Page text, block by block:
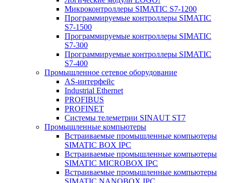
Микроконтроллеры SIMATIC S7-1200
Программируемые контроллеры SIMATIC
S7-1500
Программируемые контроллеры SIMATIC
S7-300
Программируемые контроллеры SIMATIC
S7-400
Промышленное сетевое оборудование
AS-интерфейс
Industrial Ethernet
PROFIBUS
PROFINET
Системы телеметрии SINAUT ST7
Промышленные компьютеры
Встраиваемые промышленные компьютеры
SIMATIC BOX IPC
Встраиваемые промышленные компьютеры
SIMATIC MICROBOX IPC
Встраиваемые промышленные компьютеры